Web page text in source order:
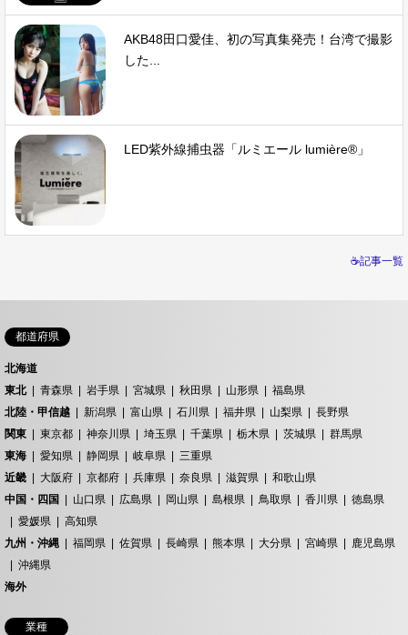
AKB48田口愛佳、初の写真集発売！台湾で撮影
した...
LED紫外線捕虫器「ルミエール lumière®」
☕記事一覧
都道府県
北海道
東北
青森県 岩手県 宮城県 秋田県 山形県
福島県
北陸・甲信越
新潟県 富山県 石川県 福井県 山梨県
長野県
関東
東京都 神奈川県 埼玉県 千葉県 栃木県 茨城県
群馬県
東海
愛知県 静岡県 岐阜県
三重県
近畿
大阪府 京都府 兵庫県 奈良県 滋賀県
和歌山県
中国・四国
山口県 広島県 岡山県 島根県 鳥取県 香川県
徳島県
愛媛県
高知県
九州・沖縄
福岡県 佐賀県 長崎県 熊本県 大分県 宮崎県
鹿児島県
沖縄県
海外
業種